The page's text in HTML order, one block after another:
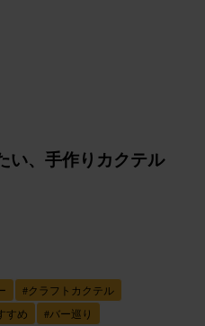
い、手作りカクテル
#クラフトカクテル
すめ #バー巡り